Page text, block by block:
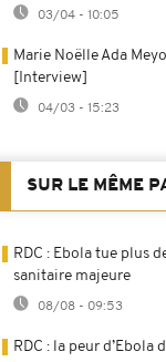
03/04 - 10:05
Marie Noëlle Ada
[Interview]
04/03 - 15:23
SUR LE MÊME
RDC : Ebola tue plus
sanitaire majeure
08/08 - 09:53
RDC : la peur